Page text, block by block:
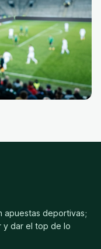
apuestas deportivas;
y dar el top de lo